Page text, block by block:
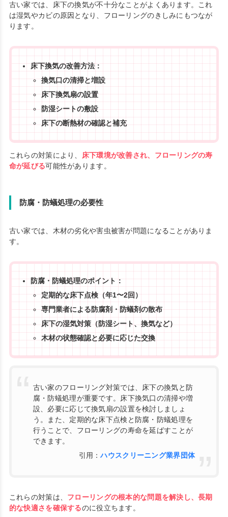
古い家では、床下の換気が不十分なことがよくあります。これ
は湿気やカビの原因となり、フローリングのきしみにもつなが
ります。
床下換気の改善方法：
換気口の清掃と増設
床下換気扇の設置
防湿シートの敷設
床下の断熱材の確認と補充
これらの対策により、 床下環境が改善され、フローリングの寿
命が延びる可能性があります。
防腐・防蟻処理の必要性
古い家では、木材の劣化や害虫被害が問題になることがありま
す。
防腐・防蟻処理のポイント：
定期的な床下点検（年1〜2回）
専門業者による防腐剤・防蟻剤の散布
床下の湿気対策（防湿シート、換気など）
木材の状態確認と必要に応じた交換
古い家のフローリング対策では、床下の換気と防
腐・防蟻処理が重要です。床下換気口の清掃や増
設、必要に応じて換気扇の設置を検討しましょ
う。また、定期的な床下点検と防腐・防蟻処理を
行うことで、フローリングの寿命を延ばすことが
できます。
引用：ハウスクリーニング業界団体
これらの対策は、 フローリングの根本的な問題を解決し、長期
的な快適さを確保するのに役立ちます。